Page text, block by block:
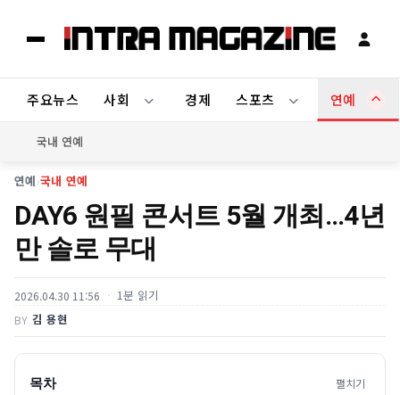
주요뉴스 사회 경제 스포츠 연예
국내 연예
연예›국내 연예
DAY6 원필 콘서트 5월 개최…4년
만 솔로 무대
2026.04.30 11:56 1분 읽기
BY 김 용현
목차 펼치기